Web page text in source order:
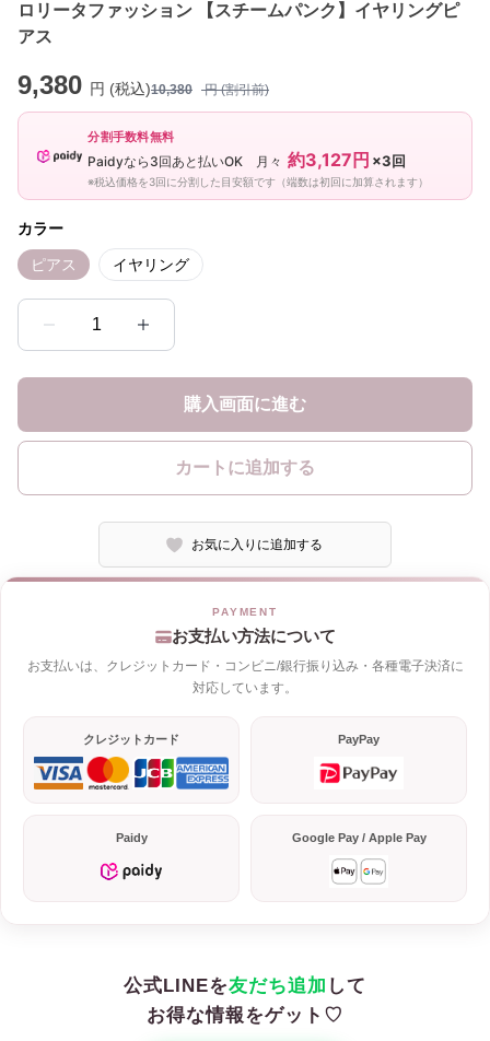
ロリータファッション 【スチームパンク】イヤリングピ
アス
9,380 円 (税込)10,380 円 (割引前)
分割手数料無料
Paidyなら3回あと払いOK 月々 約3,127円 ×3回
※税込価格を3回に分割した目安額です（端数は初回に加算されます）
カラー
ピアス イヤリング
1
購入画面に進む
カートに追加する
お気に入りに追加する
お支払い方法について
お支払いは、クレジットカード・コンビニ/銀行振り込み・各種電子決済に
対応しています。
クレジットカード PayPay
Paidy Google Pay / Apple Pay
公式LINEを友だち追加 して
お得な情報をゲット♡